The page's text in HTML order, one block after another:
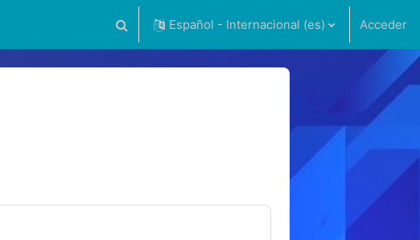
Selector de búsqueda de entrada
Español - Internacional ‎(es)‎ Acceder